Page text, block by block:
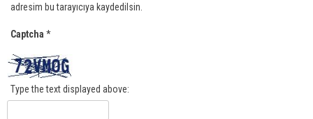
adresim bu tarayıcıya kaydedilsin.
Captcha *
Type the text displayed above: